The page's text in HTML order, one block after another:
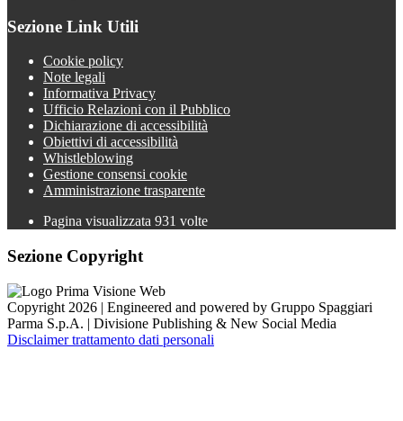
Sezione Link Utili
Cookie policy
Note legali
Informativa Privacy
Ufficio Relazioni con il Pubblico
Dichiarazione di accessibilità
Obiettivi di accessibilità
Whistleblowing
Gestione consensi cookie
Amministrazione trasparente
Pagina visualizzata 931 volte
Sezione Copyright
Copyright 2026 | Engineered and powered by Gruppo Spaggiari
Parma S.p.A. | Divisione Publishing & New Social Media
Disclaimer trattamento dati personali